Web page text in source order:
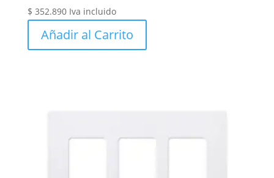
$ 352.890 Iva incluido
Añadir al Carrito